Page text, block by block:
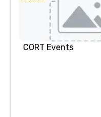
CORT Events